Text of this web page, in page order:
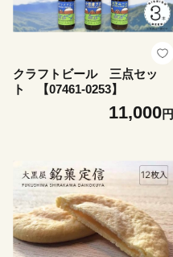
クラフトビール 三点セッ
ト 【07461-0253】
11,000円